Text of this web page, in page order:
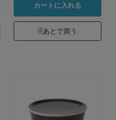
カートに入れる
あとで買う